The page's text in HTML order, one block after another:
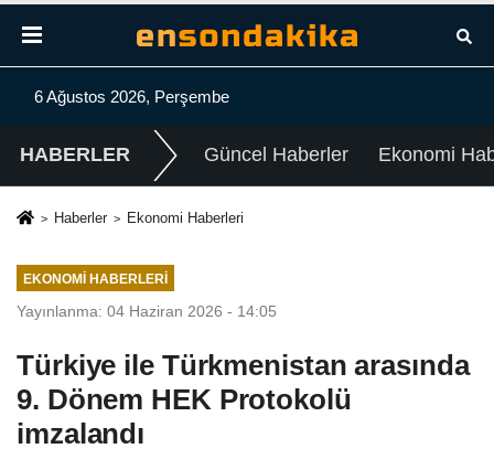
6 Ağustos 2026, Perşembe
HABERLER Güncel Haberler Ekonomi
Haberler Ekonomi Haberleri
EKONOMI HABERLERI
Yayınlanma: 04 Haziran 2026 - 14:05
Türkiye ile Türkmenistan arasında
9. Dönem HEK Protokolü
imzalandı